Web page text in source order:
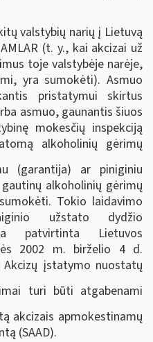
valstybių narių į Lietuvą
(t. y., kai akcizai už
toje valstybėje narėje,
yra sumokėti). Asmuo
pristatymui skirtus
asmuo, gaunantis šiuos
mokesčių inspekciją
alkoholinių gėrimų
(garantija) ar piniginiu
alkoholinių gėrimų
Tokio laidavimo
užstato dydžio
patvirtinta Lietuvos
2002 m. birželio 4 d.
įstatymo nuostatų
turi būti atgabenami
akcizais apmokestinamų
(SAAD).